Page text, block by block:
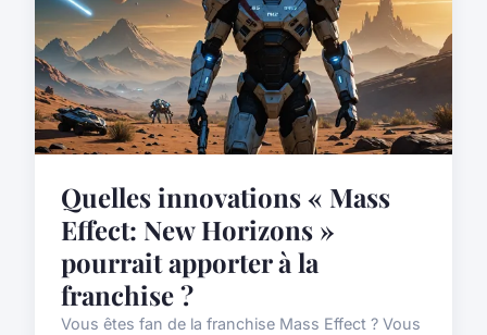
Quelles innovations « Mass
Effect: New Horizons »
pourrait apporter à la
franchise ?
Vous êtes fan de la franchise Mass Effect ? Vous